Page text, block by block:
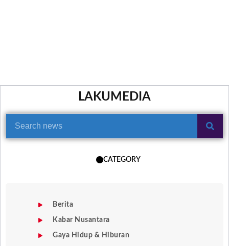
LAKUMEDIA
CATEGORY
Berita
Kabar Nusantara
Gaya Hidup & Hiburan